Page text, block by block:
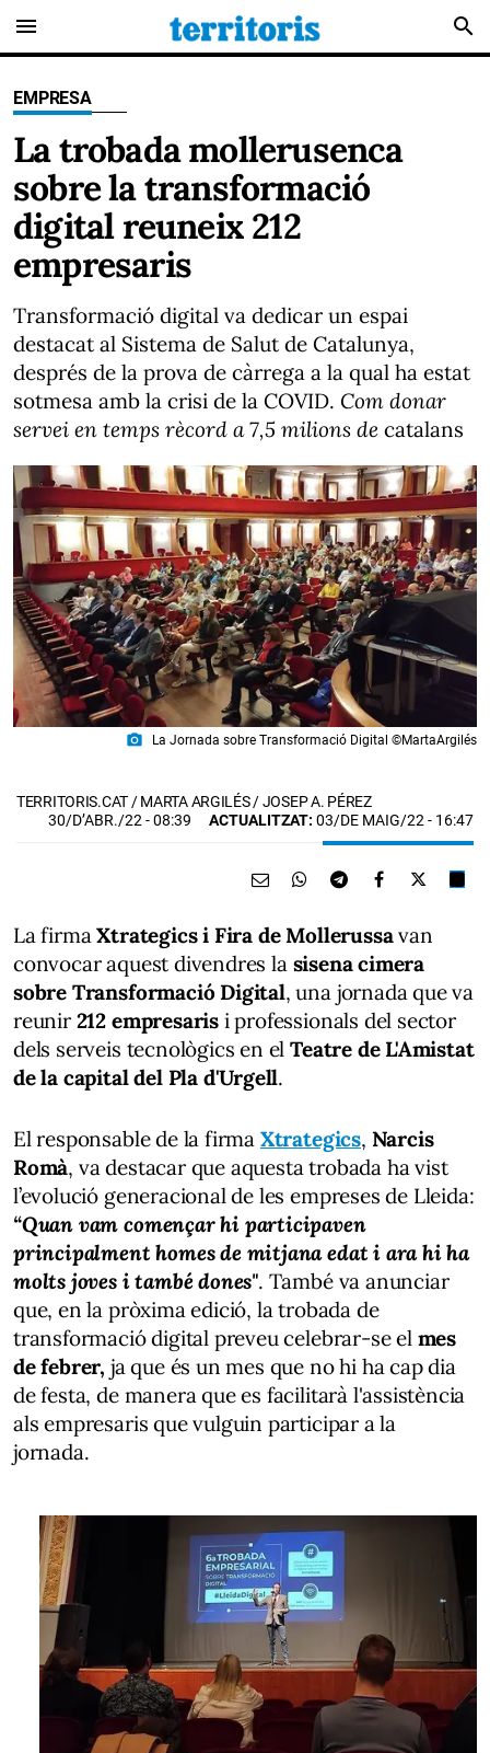
menu search
EMPRESA
La trobada mollerusenca
sobre la transformació
digital reuneix 212
empresaris
Transformació digital va dedicar un espai
destacat al Sistema de Salut de Catalunya,
després de la prova de càrrega a la qual ha estat
sotmesa amb la crisi de la COVID. Com donar
servei en temps rècord a 7,5 milions de catalans
photo_camera La Jornada sobre Transformació Digital ©MartaArgilés
TERRITORIS.CAT / MARTA ARGILÉS / JOSEP A. PÉREZ
30/D’ABR./22 - 08:39 ACTUALITZAT: 03/DE MAIG/22 - 16:47
La firmaXtrategics i Fira de Mollerussavan
convocar aquest divendres la sisena cimera
sobre Transformació Digital, una jornada que va
reunir 212 empresaris i professionals del sector
dels serveis tecnològics en elTeatre de L'Amistat
de la capital del Pla d'Urgell.
El responsable de la firma Xtrategics, Narcis
Romà, va destacar que aquesta trobada ha vist
l’evolució generacional de les empreses de Lleida:
“Quan vam començar hi participaven
principalment homes de mitjana edat i ara hi ha
molts joves i també dones". També va anunciar
que, en la pròxima edició, la trobada de
transformació digital preveu celebrar-se el mes
de febrer, ja que és un mes que no hi ha cap dia
de festa, de manera que es facilitarà l'assistència
als empresaris que vulguin participar a la
jornada.